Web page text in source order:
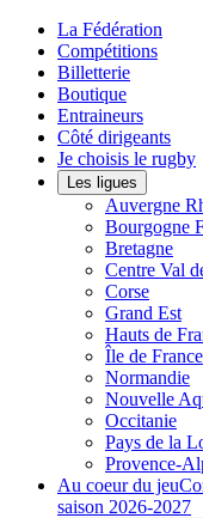
La Fédération
Compétitions
Billetterie
Boutique
Entraineurs
Côté dirigeants
Je choisis le rugby
Les ligues
Auvergne
Bourgogne
Bretagne
Centre Val
Corse
Grand Est
Hauts de
Île de France
Normandie
Nouvelle
Occitanie
Pays de la
Provence-
Au coeur du jeu
saison 2026-2027